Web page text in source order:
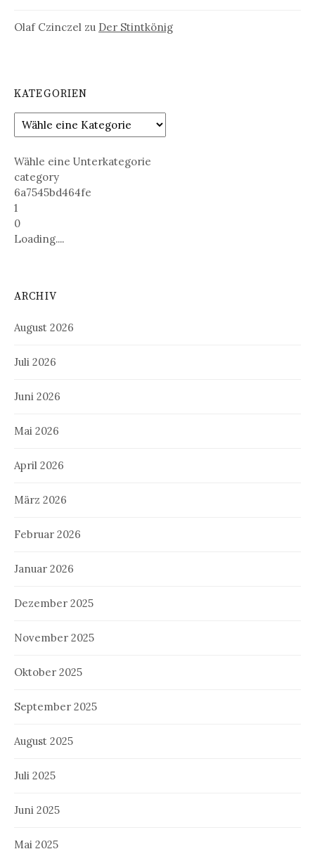
Olaf Czinczel zu Der Stintkönig
KATEGORIEN
Wähle eine Unterkategorie
category
6a7545bd464fe
1
0
Loading....
ARCHIV
August 2026
Juli 2026
Juni 2026
Mai 2026
April 2026
März 2026
Februar 2026
Januar 2026
Dezember 2025
November 2025
Oktober 2025
September 2025
August 2025
Juli 2025
Juni 2025
Mai 2025